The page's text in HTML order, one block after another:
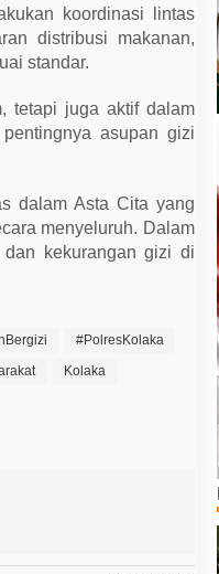
koordinasi lintas
distribusi makanan,
standar.
tetapi juga aktif dalam
asupan gizi
dalam Asta Cita yang
menyeluruh. Dalam
kekurangan gizi di
#PolresKolaka
Kolaka